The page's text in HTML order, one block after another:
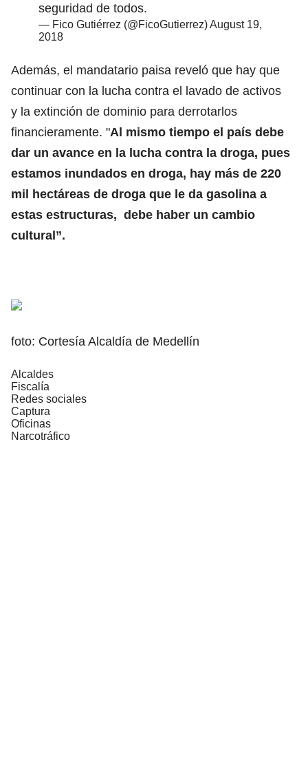
seguridad de todos.
— Fico Gutiérrez (@FicoGutierrez)August 19,
2018
Además, el mandatario paisa reveló que hay que
continuar con la lucha contra el lavado de activos
y la extinción de dominio para derrotarlos
financieramente. "Al mismo tiempo el país debe
dar un avance en la lucha contra la droga, pues
estamos inundados en droga, hay más de 220
mil hectáreas de droga que le da gasolina a
estas estructuras, debe haber un cambio
cultural”.
foto: Cortesía Alcaldía de Medellín
Alcaldes
Fiscalía
Redes sociales
Captura
Oficinas
Narcotráfico